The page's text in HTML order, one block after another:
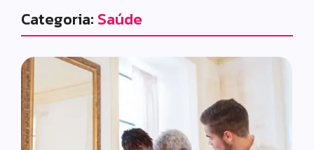
Categoria: Saúde